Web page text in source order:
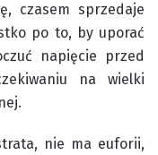
czasem sprzedaje
po to, by uporać
napięcie przed
na wielki
nie ma euforii,